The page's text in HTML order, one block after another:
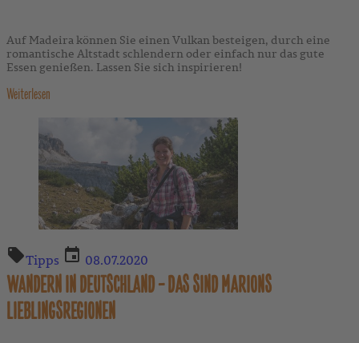
Auf Madeira können Sie einen Vulkan besteigen, durch eine
romantische Altstadt schlendern oder einfach nur das gute
Essen genießen. Lassen Sie sich inspirieren!
Weiterlesen
Tipps 08.07.2020
WANDERN IN DEUTSCHLAND – DAS SIND MARIONS
LIEBLINGSREGIONEN